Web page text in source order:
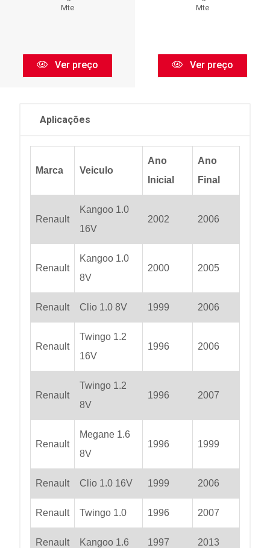
Mte
Ver preço
Mte
Ver preço
Aplicações
Marca Veiculo
Ano
Inicial
Ano
Final
Renault
Kangoo 1.0
16V
2002 2006
Renault
Kangoo 1.0
8V
2000 2005
Renault Clio 1.0 8V 1999 2006
Renault
Twingo 1.2
16V
1996 2006
Renault
Twingo 1.2
8V
1996 2007
Renault
Megane 1.6
8V
1996 1999
Renault Clio 1.0 16V 1999 2006
Renault Twingo 1.0 1996 2007
Renault Kangoo 1.6 1997 2013